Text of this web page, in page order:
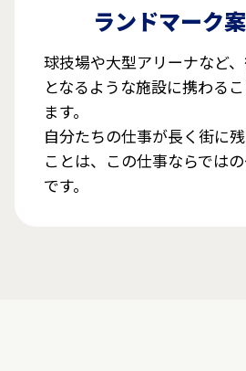
ランドマーク
球技場や大型アリーナなど
となるような施設に携わる
ます。
自分たちの仕事が長く街に
ことは、この仕事ならでは
です。